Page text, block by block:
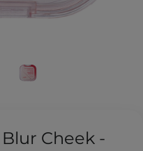
Cheek -